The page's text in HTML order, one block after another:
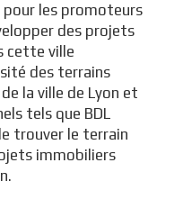
pour les promoteurs
des projets
cette ville
des terrains
la ville de Lyon et
tels que BDL
trouver le terrain
immobiliers